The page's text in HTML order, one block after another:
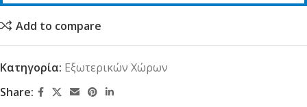
Add to compare
Κατηγορία: Εξωτερικών Χώρων
Share: